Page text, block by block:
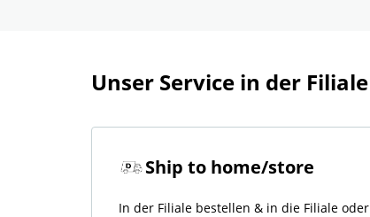
Unser Service in der Filiale
Ship to home/store
In der Filiale bestellen & in die Filiale oder